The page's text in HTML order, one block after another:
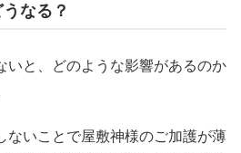
なる？
いと、どのような影響があるのか
ないことで屋敷神様のご加護が薄